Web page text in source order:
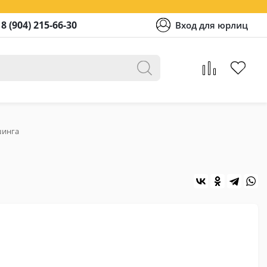
8 (904) 215-66-30 Вход для юрлиц